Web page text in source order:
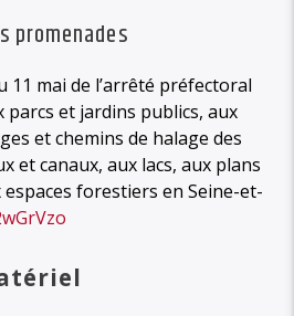
promenades
11 mai de l’arrêté préfectoral
parcs et jardins publics, aux
et chemins de halage des
et canaux, aux lacs, aux plans
espaces forestiers en Seine-et-